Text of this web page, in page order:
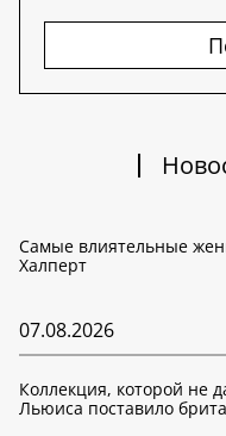
Самые влиятельные
Халперт
07.08.2026
Коллекция, которой не
Льюиса поставило